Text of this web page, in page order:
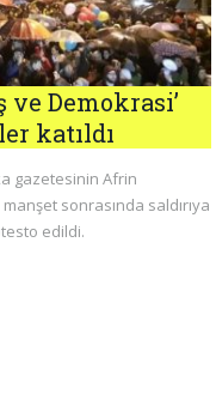
ve Demokrasi’
katıldı
gazetesinin Afrin
sonrasında saldırıya
edildi.